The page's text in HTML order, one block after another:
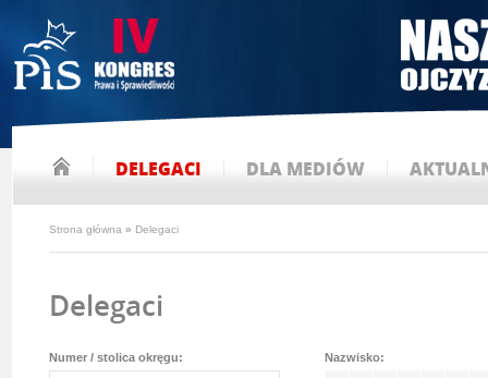
DELEGACI DLA MEDIÓW
Strona główna » Delegaci
Delegaci
Numer / stolica okręgu: Nazwisko: